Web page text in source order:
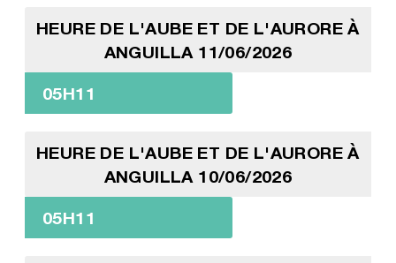
HEURE DE L'AUBE ET DE L'AURORE À
ANGUILLA 11/06/2026
05H11
HEURE DE L'AUBE ET DE L'AURORE À
ANGUILLA 10/06/2026
05H11